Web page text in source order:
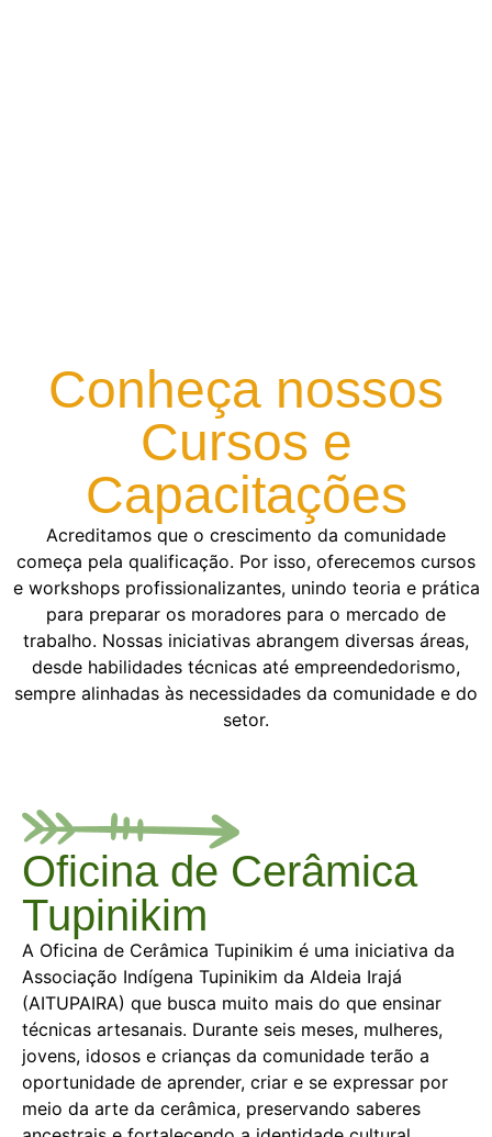
Conheça nossos
Cursos e
Capacitações
Acreditamos que o crescimento da comunidade
começa pela qualificação. Por isso, oferecemos cursos
e workshops profissionalizantes, unindo teoria e prática
para preparar os moradores para o mercado de
trabalho. Nossas iniciativas abrangem diversas áreas,
desde habilidades técnicas até empreendedorismo,
sempre alinhadas às necessidades da comunidade e do
setor.
Oficina de Cerâmica
Tupinikim
A Oficina de Cerâmica Tupinikim é uma iniciativa da
Associação Indígena Tupinikim da Aldeia Irajá
(AITUPAIRA) que busca muito mais do que ensinar
técnicas artesanais. Durante seis meses, mulheres,
jovens, idosos e crianças da comunidade terão a
oportunidade de aprender, criar e se expressar por
meio da arte da cerâmica, preservando saberes